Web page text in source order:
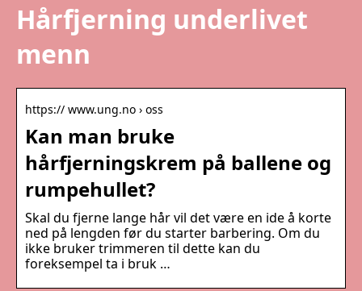
Hårfjerning underlivet
menn
https:// www.ung.no › oss
Kan man bruke
hårfjerningskrem på ballene og
rumpehullet?
Skal du fjerne lange hår vil det være en ide å korte
ned på lengden før du starter barbering. Om du
ikke bruker trimmeren til dette kan du
foreksempel ta i bruk …